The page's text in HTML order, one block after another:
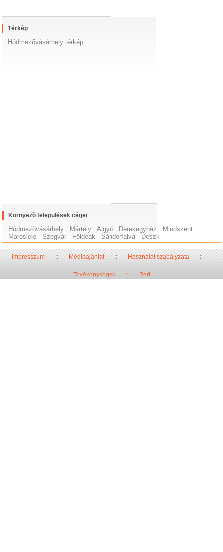
Térkép
Hódmezővásárhely térkép
Környező települések cégei
Hódmezővásárhely Mártély Algyő Derekegyház
Mindszent
Maroslele
Szegvár Földeák Sándorfalva Deszk
Impresszum::Médiaajánlat::Használat szabályzata::
Tevékenységek:: Part